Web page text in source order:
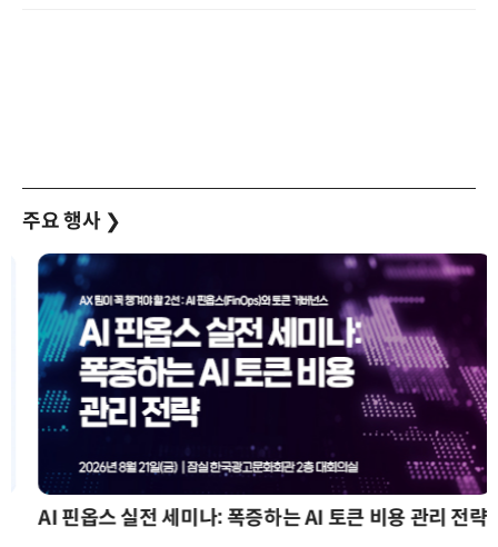
주요 행사 ❯
AI 핀옵스 실전 세미나: 폭증하는 AI 토큰 비용 관리 전략